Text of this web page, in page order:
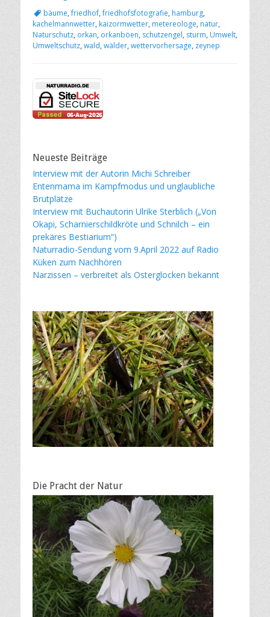
Schlagworte
bäume,friedhof,friedhofsfotografie, hamburg,
kachelmannwetter, kaizormwetter, metereologe, natur,
Naturschutz, orkan, orkanböen, schutzengel, sturm, Umwelt,
Umweltschutz, wald, wälder, wettervorhersage, zeynep
Neueste Beiträge
Interview mit der Autorin Michi Schreiber
Entenmama im Kampfmodus und unglaubliche
Brutplätze
Interview mit Buchautorin Ulrike Sterblich („Von
Okapi, Scharnierschildkröte und Schnilch – ein
prekäres Bestiarium“)
Naturradio-Sendung vom 9.April 2022 auf Radio
Küken zum Nachhören
Narzissen – verbreitet als Osterglocken bekannt
Die Pracht der Natur